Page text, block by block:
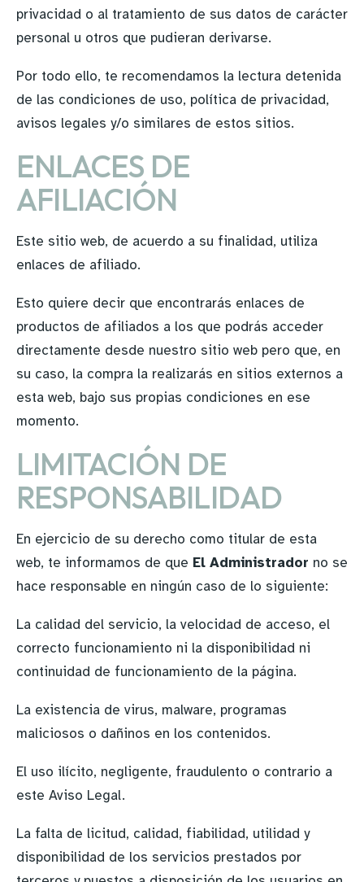
privacidad o al tratamiento de sus datos de carácter
personal u otros que pudieran derivarse.
Por todo ello, te recomendamos la lectura detenida
de las condiciones de uso, política de privacidad,
avisos legales y/o similares de estos sitios.
ENLACES DE
AFILIACIÓN
Este sitio web, de acuerdo a su finalidad, utiliza
enlaces de afiliado.
Esto quiere decir que encontrarás enlaces de
productos de afiliados a los que podrás acceder
directamente desde nuestro sitio web pero que, en
su caso, la compra la realizarás en sitios externos a
esta web, bajo sus propias condiciones en ese
momento.
LIMITACIÓN DE
RESPONSABILIDAD
En ejercicio de su derecho como titular de esta
web, te informamos de que El Administrador no se
hace responsable en ningún caso de lo siguiente:
La calidad del servicio, la velocidad de acceso, el
correcto funcionamiento ni la disponibilidad ni
continuidad de funcionamiento de la página.
La existencia de virus, malware, programas
maliciosos o dañinos en los contenidos.
El uso ilícito, negligente, fraudulento o contrario a
este Aviso Legal.
La falta de licitud, calidad, fiabilidad, utilidad y
disponibilidad de los servicios prestados por